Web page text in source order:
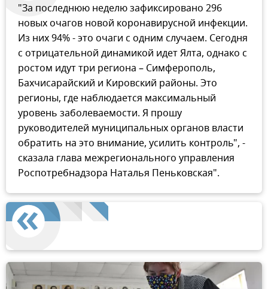
"За последнюю неделю зафиксировано 296
новых очагов новой коронавирусной инфекции.
Из них 94% - это очаги с одним случаем. Сегодня
с отрицательной динамикой идет Ялта, однако с
ростом идут три региона – Симферополь,
Бахчисарайский и Кировский районы. Это
регионы, где наблюдается максимальный
уровень заболеваемости. Я прошу
руководителей муниципальных органов власти
обратить на это внимание, усилить контроль", -
сказала глава межрегионального управления
Роспотребнадзора Наталья Пеньковская".